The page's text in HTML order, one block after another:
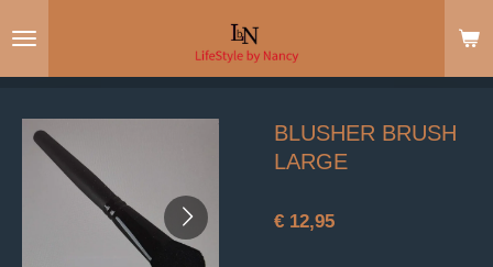
direct
hoofdinhoud
BLUSHER BRUSH
LARGE
€ 12,95